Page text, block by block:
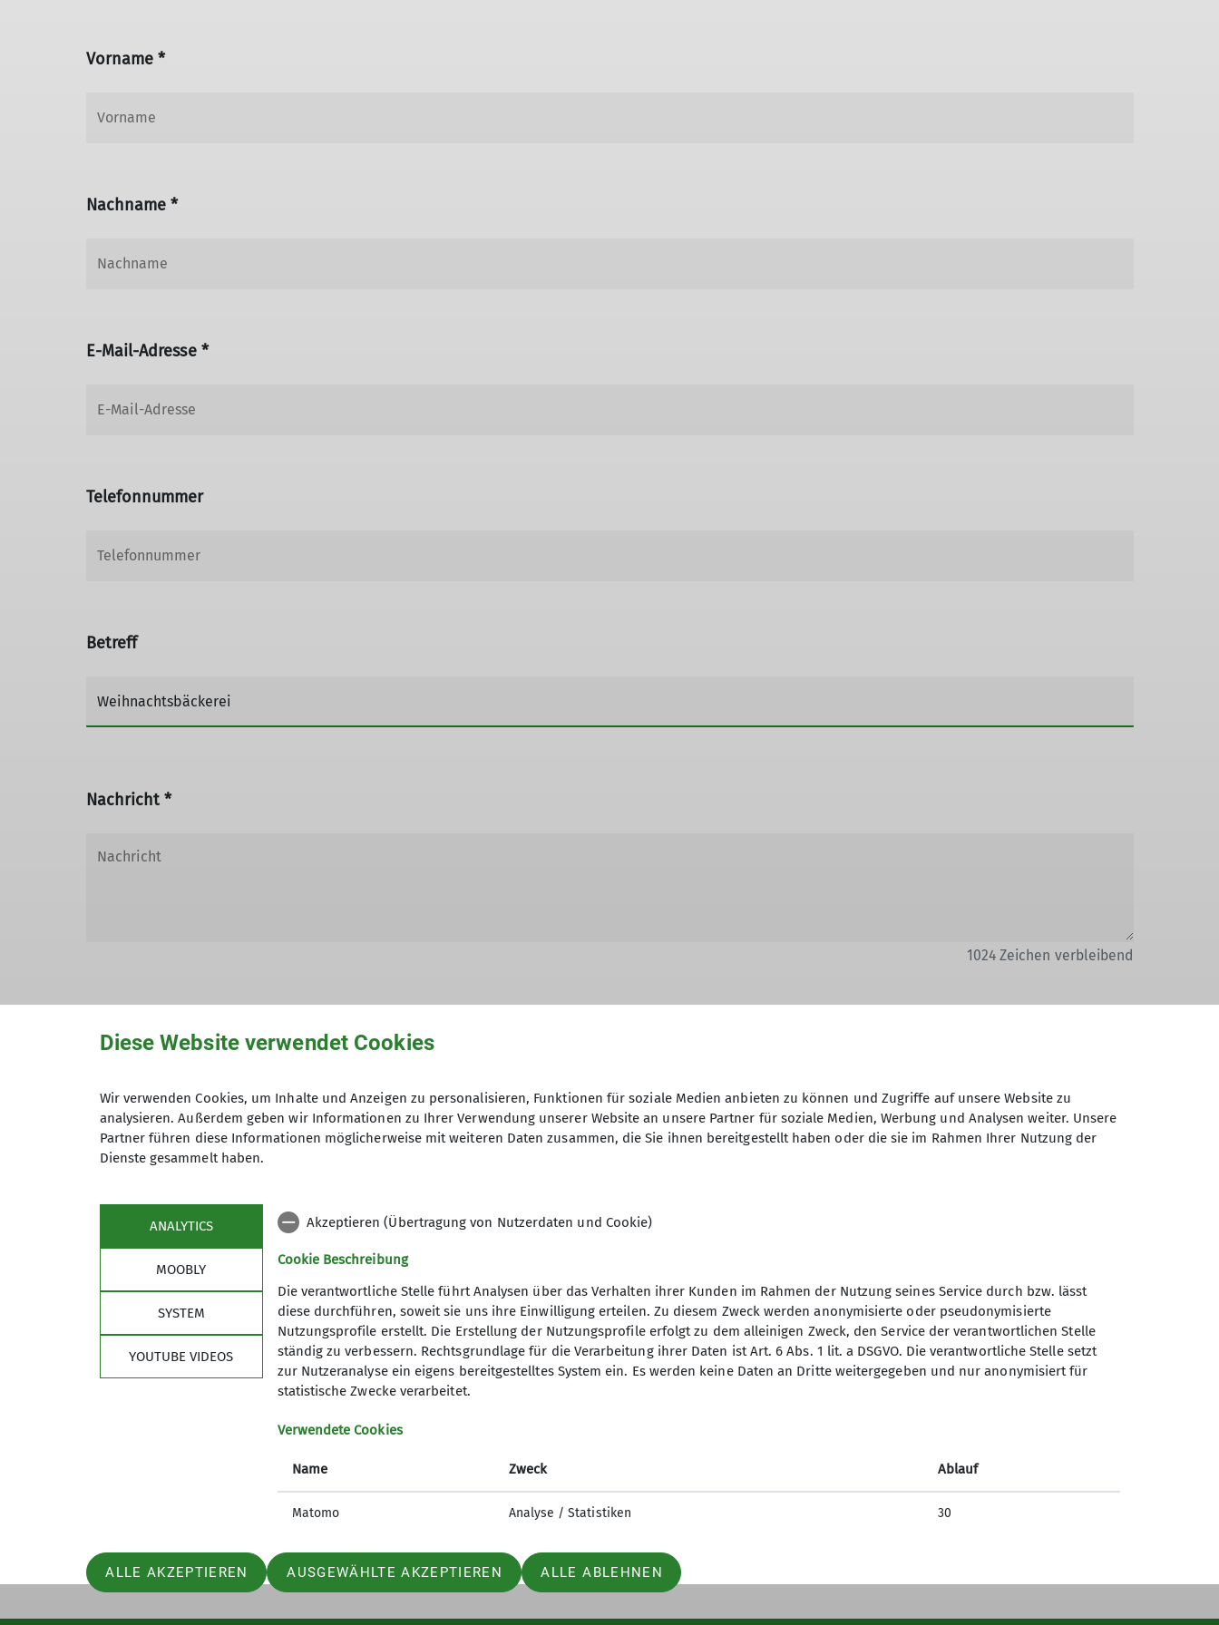
Vorname *
Nachname *
E-Mail-Adresse *
Telefonnummer
Betreff
Nachricht *
1024Zeichen verbleibend
Hiermit bestätige ich die Kenntnisnahme der Datenschutzerklärung *
Hiermit erkläre ich mich einverstanden, dass meine in das Kontaktformular eingegebenen Daten elektronisch gesichert und zum
Zweck der Kontaktaufnahme verarbeitet und genutzt werden. Mir ist bekannt, dass ich meine Einwilligung jederzeit wiederrufen kann.
Mit (*) markierte Felder sind Pflichtfelder
Sektion
Internes
Bundesverband
Versicherungen
DAV Panorama
Service
Sektion Dingolfing des
Deutschen Alpenvereins e.V.
Diese Website verwendet Cookies
Wir verwenden Cookies, um Inhalte und Anzeigen zu personalisieren, Funktionen für soziale Medien anbieten zu können und Zugriffe auf unsere Website zu
analysieren. Außerdem geben wir Informationen zu Ihrer Verwendung unserer Website an unsere Partner für soziale Medien, Werbung und Analysen weiter. Unsere
Partner führen diese Informationen möglicherweise mit weiteren Daten zusammen, die Sie ihnen bereitgestellt haben oder die sie im Rahmen Ihrer Nutzung der
Dienste gesammelt haben.
ANALYTICS
MOOBLY
SYSTEM
YOUTUBE VIDEOS
Akzeptieren (Übertragung von Nutzerdaten und Cookie)
Cookie Beschreibung
Die verantwortliche Stelle führt Analysen über das Verhalten ihrer Kunden im Rahmen der Nutzung seines Service durch bzw. lässt
diese durchführen, soweit sie uns ihre Einwilligung erteilen. Zu diesem Zweck werden anonymisierte oder pseudonymisierte
Nutzungsprofile erstellt. Die Erstellung der Nutzungsprofile erfolgt zu dem alleinigen Zweck, den Service der verantwortlichen Stelle
ständig zu verbessern. Rechtsgrundlage für die Verarbeitung ihrer Daten ist Art. 6 Abs. 1 lit. a DSGVO. Die verantwortliche Stelle setzt
zur Nutzeranalyse ein eigens bereitgestelltes System ein. Es werden keine Daten an Dritte weitergegeben und nur anonymisiert für
statistische Zwecke verarbeitet.
Verwendete Cookies
Name Zweck Ablauf
Matomo Analyse / Statistiken 30
ALLE AKZEPTIEREN AUSGEWÄHLTE AKZEPTIEREN ALLE ABLEHNEN